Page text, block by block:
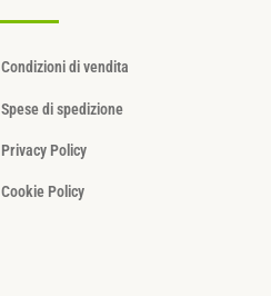
Condizioni di vendita
Spese di spedizione
Privacy Policy
Cookie Policy